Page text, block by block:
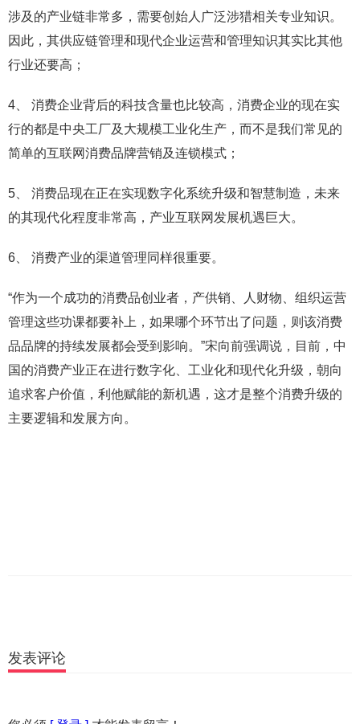
涉及的产业链非常多，需要创始人广泛涉猎相关专业知识。
因此，其供应链管理和现代企业运营和管理知识其实比其他
行业还要高；
4、 消费企业背后的科技含量也比较高，消费企业的现在实
行的都是中央工厂及大规模工业化生产，而不是我们常见的
简单的互联网消费品牌营销及连锁模式；
5、 消费品现在正在实现数字化系统升级和智慧制造，未来
的其现代化程度非常高，产业互联网发展机遇巨大。
6、 消费产业的渠道管理同样很重要。
“作为一个成功的消费品创业者，产供销、人财物、组织运营
管理这些功课都要补上，如果哪个环节出了问题，则该消费
品品牌的持续发展都会受到影响。”宋向前强调说，目前，中
国的消费产业正在进行数字化、工业化和现代化升级，朝向
追求客户价值，利他赋能的新机遇，这才是整个消费升级的
主要逻辑和发展方向。
发表评论